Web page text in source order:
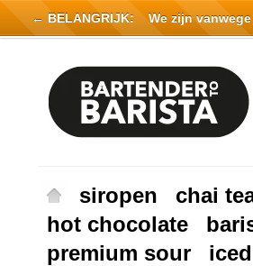
siropen chai
hot chocolate
premium sour
← BELANGRIJK: We zijn vanwege